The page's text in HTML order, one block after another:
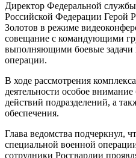
Директор Федеральной
Российской Федерации Герой
Золотов в режиме
совещание с командующими
выполняющими боевые задачи
операции.
В ходе рассмотрения
деятельности особое
действий подразделений, а
обеспечения.
Глава ведомства подчеркнул,
специальной военной
сотрудники Росгвардии